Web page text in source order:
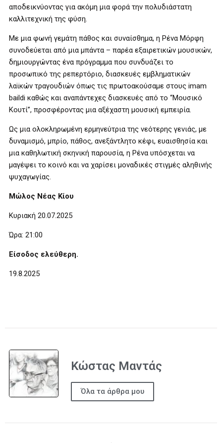
αποδεικνύοντας για ακόμη μια φορά την πολυδιάστατη
καλλιτεχνική της φύση.
Με μια φωνή γεμάτη πάθος και συναίσθημα, η Ρένα Μόρφη
συνοδεύεται από μια μπάντα – παρέα εξαιρετικών μουσικών,
δημιουργώντας ένα πρόγραμμα που συνδυάζει το
προσωπικό της ρεπερτόριο, διασκευές εμβληματικών
λαϊκών τραγουδιών όπως τις πρωτοακούσαμε στους imam
baildi καθώς και αναπάντεχες διασκευές από το “Μουσικό
Κουτί”, προσφέροντας μια αξέχαστη μουσική εμπειρία.
Ως μια ολοκληρωμένη ερμηνεύτρια της νεότερης γενιάς, με
δυναμισμό, μπρίο, πάθος, ανεξάντλητο κέφι, ευαισθησία και
μια καθηλωτική σκηνική παρουσία, η Ρένα υπόσχεται να
μαγέψει το κοινό και να χαρίσει μοναδικές στιγμές αληθινής
ψυχαγωγίας.
Μώλος Νέας Κίου
Κυριακή 20.07.2025
Ώρα: 21:00
Είσοδος ελεύθερη.
19.8.2025
Κώστας Μαντάς
Όλα τα άρθρα μου